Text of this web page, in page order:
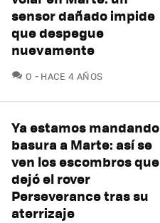
sensor dañado impide
que despegue
nuevamente
0 COMENTARIOS
HACE 4 AÑOS
Ya estamos mandando
basura a Marte: así se
ven los escombros que
dejó el rover
Perseverance tras su
aterrizaje